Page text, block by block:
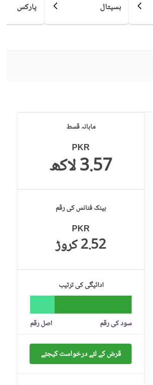
ہسپتال پارکس
ماہانہ قسط
PKR
3.57 لاکھ
بینک فنانس کی رقم
PKR
2.52 کروڑ
ادائیگی کی ترتیب
سود کی رقم اصل رقم
قرض کے لئے درخواست کیجئے